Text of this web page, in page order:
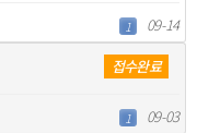
1 09-14
접수완료
1 09-03